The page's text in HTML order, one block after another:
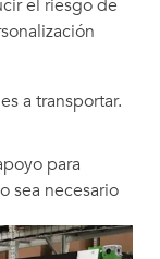
el riesgo de
a transportar.
para
sea necesario